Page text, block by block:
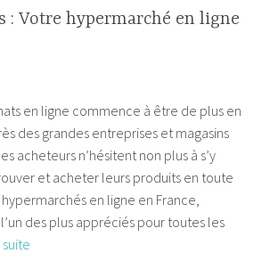
et
: Votre hypermarché en ligne
en ligne commence à être de plus en
des grandes entreprises et magasins
acheteurs n’hésitent non plus à s’y
et acheter leurs produits en toute
en ligne en France,
des plus appréciés pour toutes les